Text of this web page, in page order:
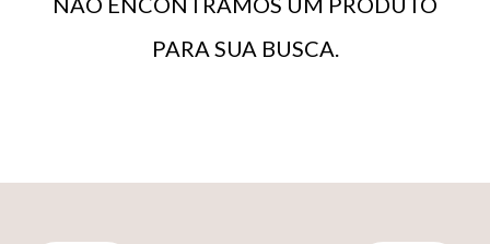
PARA SUA BUSCA.